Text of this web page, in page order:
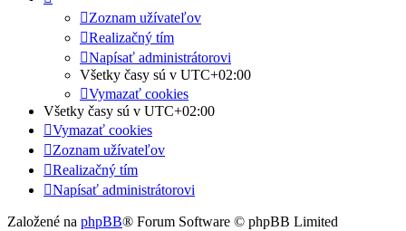
Zoznam užívateľov
Realizačný tím
Napísať administrátorovi
Všetky časy sú v UTC+02:00
Vymazať cookies
Všetky časy sú v UTC+02:00
Vymazať cookies
Zoznam užívateľov
Realizačný tím
Napísať administrátorovi
Založené na phpBB® Forum Software © phpBB Limited